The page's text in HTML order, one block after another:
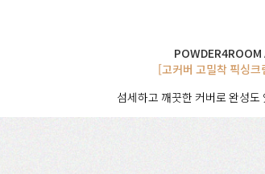
POWDER4ROOM
[고커버 고밀착 픽싱크
섬세하고 깨끗한 커버로 완성